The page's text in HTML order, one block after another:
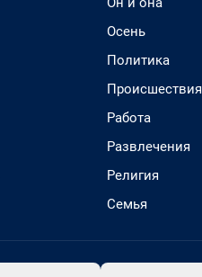
Осень
Политика
Происшествия
Работа
Развлечения
Религия
Семья